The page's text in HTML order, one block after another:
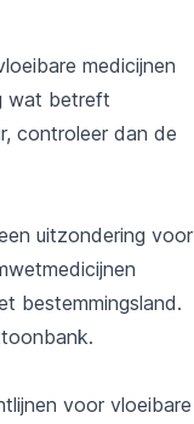
medicijnen
wat betreft
controleer dan de
uitzondering voor
bestemmingsland.
voor vloeibare